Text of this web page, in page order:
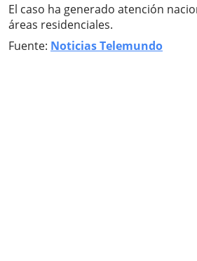
El caso ha generado atención
áreas residenciales.
Fuente: Noticias Telemundo